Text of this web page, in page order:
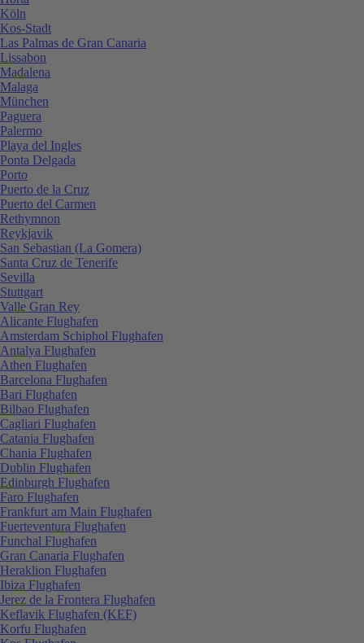
Köln
Kos-Stadt
Las Palmas de Gran Canaria
Lissabon
Madalena
Malaga
München
Paguera
Palermo
Playa del Ingles
Ponta Delgada
Porto
Puerto de la Cruz
Puerto del Carmen
Rethymnon
Reykjavik
San Sebastian (La Gomera)
Santa Cruz de Tenerife
Sevilla
Stuttgart
Valle Gran Rey
Alicante Flughafen
Amsterdam Schiphol Flughafen
Antalya Flughafen
Athen Flughafen
Barcelona Flughafen
Bari Flughafen
Bilbao Flughafen
Cagliari Flughafen
Catania Flughafen
Chania Flughafen
Dublin Flughafen
Edinburgh Flughafen
Faro Flughafen
Frankfurt am Main Flughafen
Fuerteventura Flughafen
Funchal Flughafen
Gran Canaria Flughafen
Heraklion Flughafen
Ibiza Flughafen
Jerez de la Frontera Flughafen
Keflavik Flughafen (KEF)
Korfu Flughafen